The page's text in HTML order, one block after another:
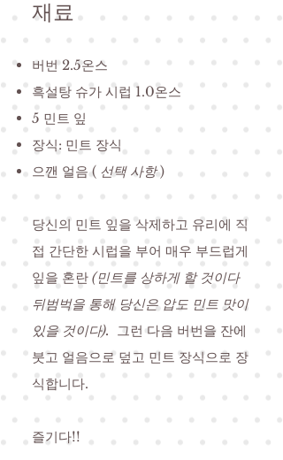
재료
버번 2.5온스
흑설탕 슈가 시럽 1.0온스
5 민트 잎
장식: 민트 장식
으깬 얼음 ( 선택 사항)
당신의 민트 잎을 삭제하고 유리에 직
접 간단한 시럽을 부어 매우 부드럽게
잎을 혼란 (민트를 상하게 할 것이다
뒤범벅을 통해 당신은 압도 민트 맛이
있을 것이다). 그런 다음 버번을 잔에
붓고 얼음으로 덮고 민트 장식으로 장
식합니다.
즐기다!!